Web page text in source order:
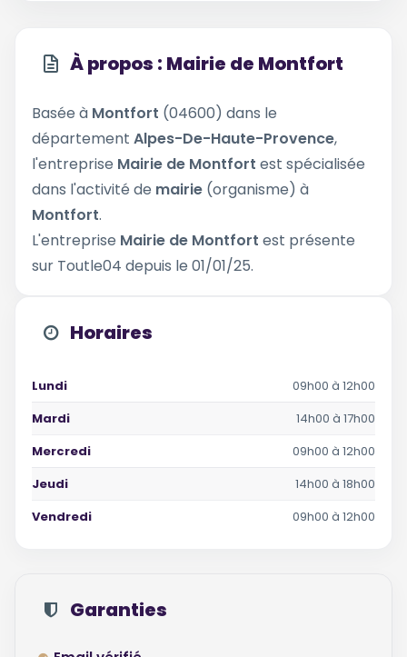
À propos : Mairie de Montfort
Basée à Montfort (04600) dans le
département Alpes-De-Haute-Provence,
l'entreprise Mairie de Montfort est spécialisée
dans l'activité de mairie (organisme) à
Montfort.
L'entreprise Mairie de Montfort est présente
sur Toutle04 depuis le 01/01/25.
Horaires
Lundi
09h00 à 12h00
Mardi
14h00 à 17h00
Mercredi
09h00 à 12h00
Jeudi
14h00 à 18h00
Vendredi
09h00 à 12h00
Garanties